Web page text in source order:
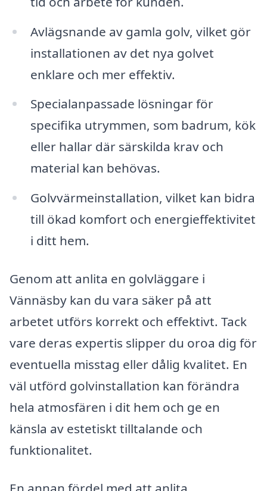
Avlägsnande av gamla golv, vilket gör
installationen av det nya golvet
enklare och mer effektiv.
Specialanpassade lösningar för
specifika utrymmen, som badrum, kök
eller hallar där särskilda krav och
material kan behövas.
Golvvärmeinstallation, vilket kan bidra
till ökad komfort och energieffektivitet
i ditt hem.
Genom att anlita en golvläggare i
Vännäsby kan du vara säker på att
arbetet utförs korrekt och effektivt. Tack
vare deras expertis slipper du oroa dig för
eventuella misstag eller dålig kvalitet. En
väl utförd golvinstallation kan förändra
hela atmosfären i dit hem och ge en
känsla av estetiskt tilltalande och
funktionalitet.